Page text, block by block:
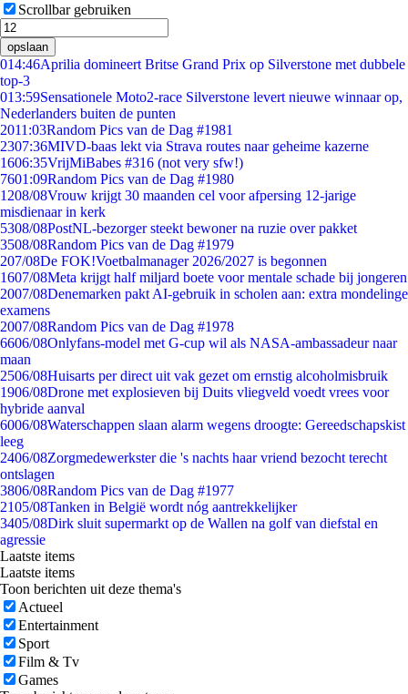
Scrollbar gebruiken
opslaan
014:46Aprilia domineert Britse Grand Prix op Silverstone met dubbele
top-3
013:59Sensationele Moto2-race Silverstone levert nieuwe winnaar op,
Nederlanders buiten de punten
2011:03Random Pics van de Dag #1981
2307:36MIVD-baas lekt via Strava routes naar geheime kazerne
1606:35VrijMiBabes #316 (not very sfw!)
7601:09Random Pics van de Dag #1980
1208/08Vrouw krijgt 30 maanden cel voor afpersing 12-jarige
misdienaar in kerk
5308/08PostNL-bezorger steekt bewoner na ruzie over pakket
3508/08Random Pics van de Dag #1979
207/08De FOK!Voetbalmanager 2026/2027 is begonnen
1607/08Meta krijgt half miljard boete voor mentale schade bij jongeren
2007/08Denemarken pakt AI-gebruik in scholen aan: extra mondelinge
examens
2007/08Random Pics van de Dag #1978
6606/08Onlyfans-model met G-cup wil als NASA-ambassadeur naar
maan
2506/08Huisarts per direct uit vak gezet om ernstig alcoholmisbruik
1906/08Drone met explosieven bij Duits vliegveld voedt vrees voor
hybride aanval
6006/08Waterschappen slaan alarm wegens droogte: Gereedschapskist
leeg
2406/08Zorgmedewerkster die 's nachts haar vriend bezocht terecht
ontslagen
3806/08Random Pics van de Dag #1977
2105/08Tanken in België wordt nóg aantrekkelijker
3405/08Dirk sluit supermarkt op de Wallen na golf van diefstal en
agressie
Laatste items
Laatste items
Toon berichten uit deze thema's
Actueel
Entertainment
Sport
Film & Tv
Games